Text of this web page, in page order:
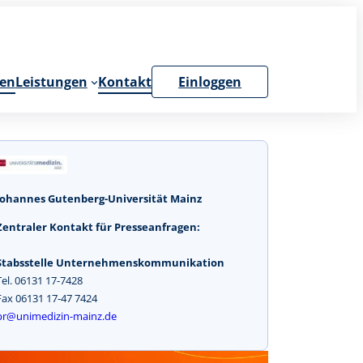
Leistungen Kontakt Einloggen
Gutenberg-Universität Mainz
Kontakt für Presseanfragen:
Unternehmenskommunikation
06131 17-7428
06131 17-47 7424
mainz.de